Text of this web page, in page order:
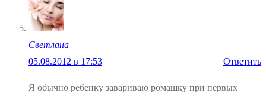
Светлана
05.08.2012 в 17:53
Ответить
Я обычно ребенку завариваю ромашку при первых